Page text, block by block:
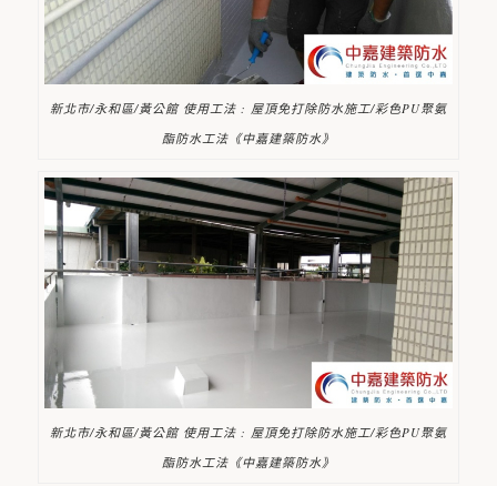
新北市/永和區/黃公館 使用工法 : 屋頂免打除防水施工/彩色PU聚氨
酯防水工法《中嘉建築防水》
新北市/永和區/黃公館 使用工法 : 屋頂免打除防水施工/彩色PU聚氨
酯防水工法《中嘉建築防水》